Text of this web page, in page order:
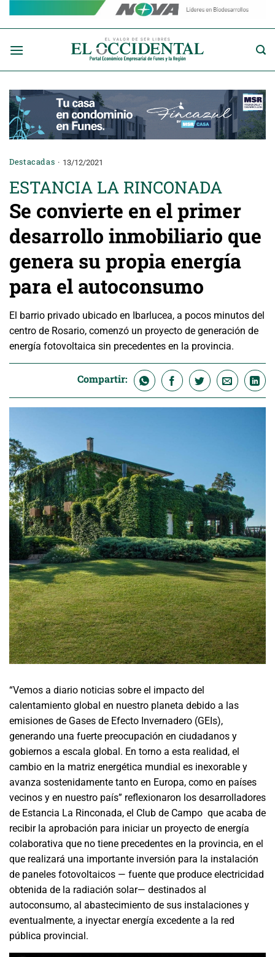
Destacadas 13/12/2021
ESTANCIA LA RINCONADA
Se convierte en el primer
desarrollo inmobiliario que
genera su propia energía
para el autoconsumo
El barrio privado ubicado en Ibarlucea, a pocos minutos del
centro de Rosario, comenzó un proyecto de generación de
energía fotovoltaica sin precedentes en la provincia.
Compartir:
“Vemos a diario noticias sobre el impacto del
calentamiento global en nuestro planeta debido a las
emisiones de Gases de Efecto Invernadero (GEIs),
generando una fuerte preocupación en ciudadanos y
gobiernos a escala global. En torno a esta realidad, el
cambio en la matriz energética mundial es inexorable y
avanza sostenidamente tanto en Europa, como en países
vecinos y en nuestro país” reflexionaron los desarrolladores
de Estancia La Rinconada, el Club de Campo que acaba de
recibir la aprobación para iniciar un proyecto de energía
colaborativa que no tiene precedentes en la provincia, en el
que realizará una importante inversión para la instalación
de paneles fotovoltaicos — fuente que produce electricidad
obtenida de la radiación solar— destinados al
autoconsumo, al abastecimiento de sus instalaciones y
eventualmente, a inyectar energía excedente a la red
pública provincial.